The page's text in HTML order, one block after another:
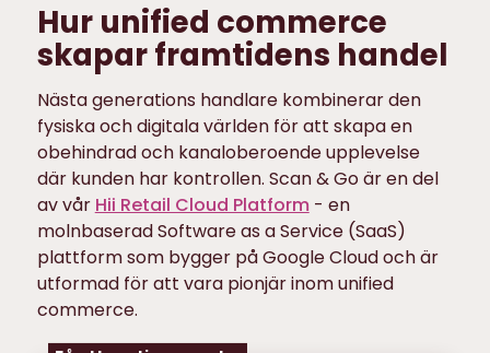
Hur unified commerce
skapar framtidens handel
Nästa generations handlare kombinerar den
fysiska och digitala världen för att skapa en
obehindrad och kanaloberoende upplevelse
där kunden har kontrollen. Scan & Go är en del
av vår Hii Retail Cloud Platform- en
molnbaserad Software as a Service (SaaS)
plattform som bygger på Google Cloud och är
utformad för att vara pionjär inom unified
commerce.